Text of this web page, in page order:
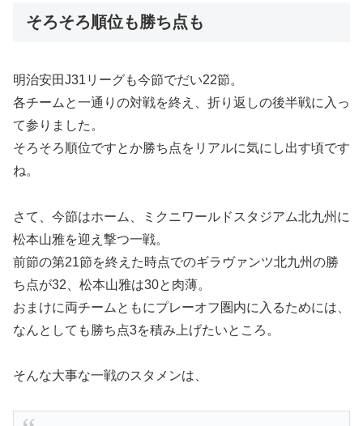
そろそろ順位も勝ち点も
明治安田J31リーグも今節でだい22節。
各チームと一通りの対戦を終え、折り返しの後半戦に入っ
て参りました。
そろそろ順位ですとか勝ち点をリアルに気にし出す頃です
ね。
さて、今節はホーム、ミクニワールドスタジアム北九州に
松本山雅を迎え撃つ一戦。
前節の第21節を終えた時点でのギラヴァンツ北九州の勝
ち点が32、松本山雅は30と肉薄。
おまけに両チームともにプレーオフ圏内に入るためには、
なんとしても勝ち点3を積み上げたいところ。
そんな大事な一戦のスタメンは、